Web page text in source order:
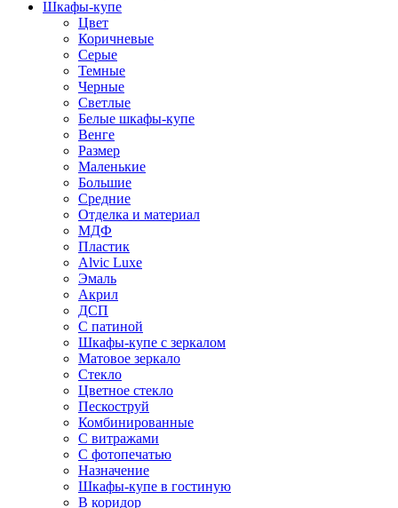
Шкафы-купе
Цвет
Коричневые
Серые
Темные
Черные
Светлые
Белые шкафы-купе
Венге
Размер
Маленькие
Большие
Средние
Отделка и материал
МДФ
Пластик
Alvic Luxe
Эмаль
Акрил
ДСП
С патиной
Шкафы-купе с зеркалом
Матовое зеркало
Стекло
Цветное стекло
Пескоструй
Комбинированные
С витражами
С фотопечатью
Назначение
Шкафы-купе в гостиную
В коридор